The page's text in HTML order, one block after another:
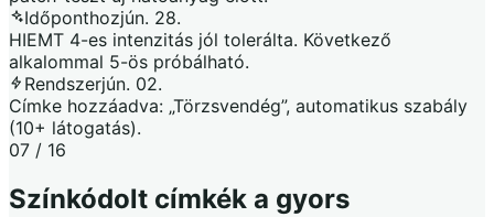
Időponthozjún. 28.
HIEMT 4-es intenzitás jól tolerálta. Következő
alkalommal 5-ös próbálható.
Rendszerjún. 02.
Címke hozzáadva: „Törzsvendég”, automatikus szabály
(10+ látogatás).
07 / 16
Színkódolt címkék a gyors